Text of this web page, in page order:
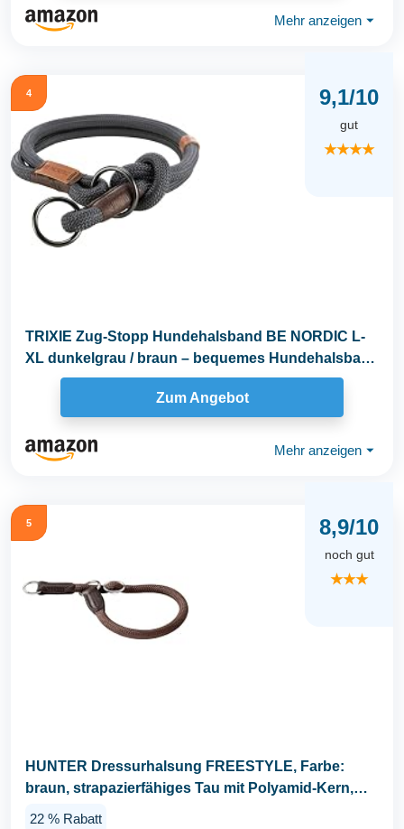
Mehr anzeigen ⏷
4 9,1/10
gut
★★★★
TRIXIE Zug-Stopp Hundehalsband BE NORDIC L-
XL dunkelgrau / braun – bequemes Hundehalsband
Zum Angebot
Mehr anzeigen ⏷
5 8,9/10
noch gut
★★★
HUNTER Dressurhalsung FREESTYLE, Farbe:
braun, strapazierfähiges Tau mit Polyamid-Kern,
22 % Rabatt